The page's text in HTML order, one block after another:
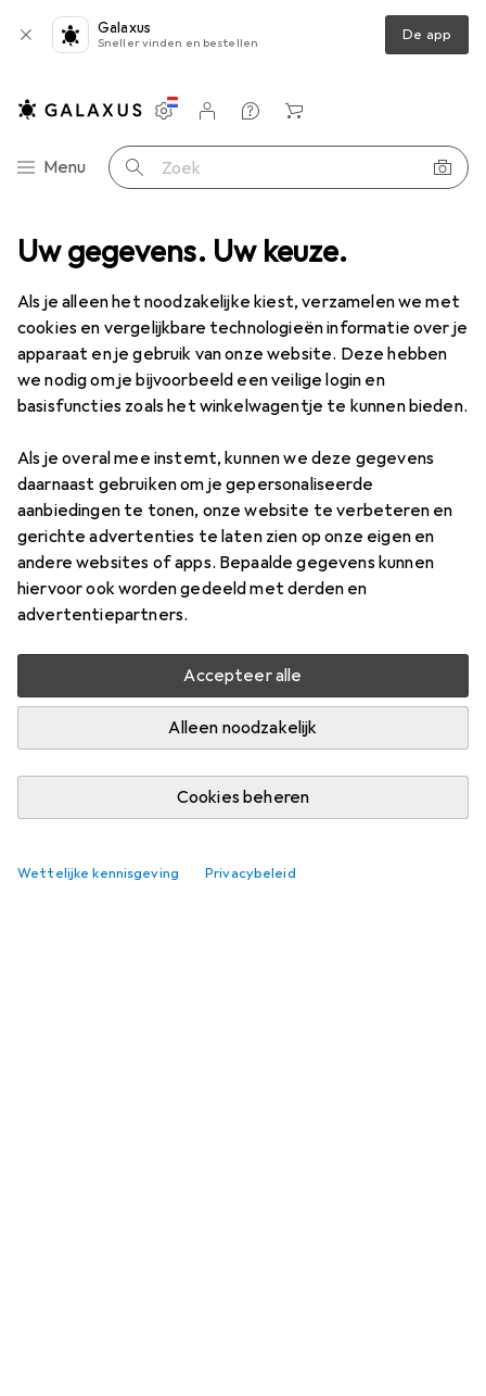
Uw gegevens. Uw keuze.
Als je alleen het noodzakelijke kiest, verzamelen we met
cookies en vergelijkbare technologieën informatie over je
apparaat en je gebruik van onze website. Deze hebben
we nodig om je bijvoorbeeld een veilige login en
basisfuncties zoals het winkelwagentje te kunnen bieden.
Als je overal mee instemt, kunnen we deze gegevens
daarnaast gebruiken om je gepersonaliseerde
aanbiedingen te tonen, onze website te verbeteren en
gerichte advertenties te laten zien op onze eigen en
andere websites of apps. Bepaalde gegevens kunnen
hiervoor ook worden gedeeld met derden en
advertentiepartners.
Accepteer alle
Alleen noodzakelijk
Cookies beheren
Wettelijke kennisgeving Privacybeleid
Galaxus
Sneller vinden en bestellen De app
Categorie navigatie
Menu Zoek op
Instellingen
Klantenaccount
Produktvergelijking
Verlanglijstje
Winkelmandje